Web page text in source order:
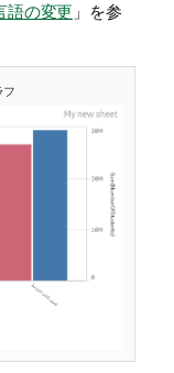
語の変更 」を参
フ